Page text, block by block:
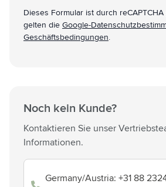
Dieses Formular ist durch
gelten die Google-
Geschäftsbedingungen.
Noch kein Kunde?
Kontaktieren Sie unser
Informationen.
Germany/Austria: +31 88